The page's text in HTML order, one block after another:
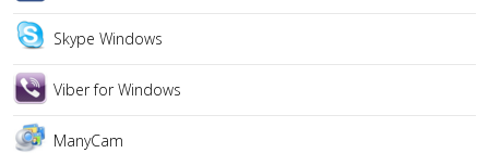
Skype Windows
Viber for Windows
ManyCam